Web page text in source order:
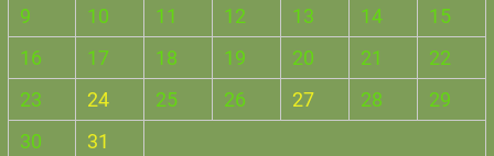
9
10 11 12 13 14
15
16
17 18 19 20 21
22
23
24 25 26 27 28
29
30
31